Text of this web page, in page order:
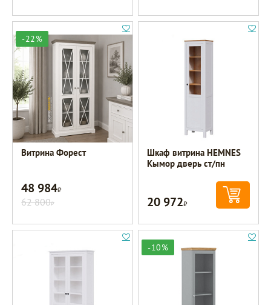
-22%
Витрина Форест
48 984Р
62 800Р
Шкаф витрина HEMNES
Кымор дверь ст/пн
20 972Р
-10%